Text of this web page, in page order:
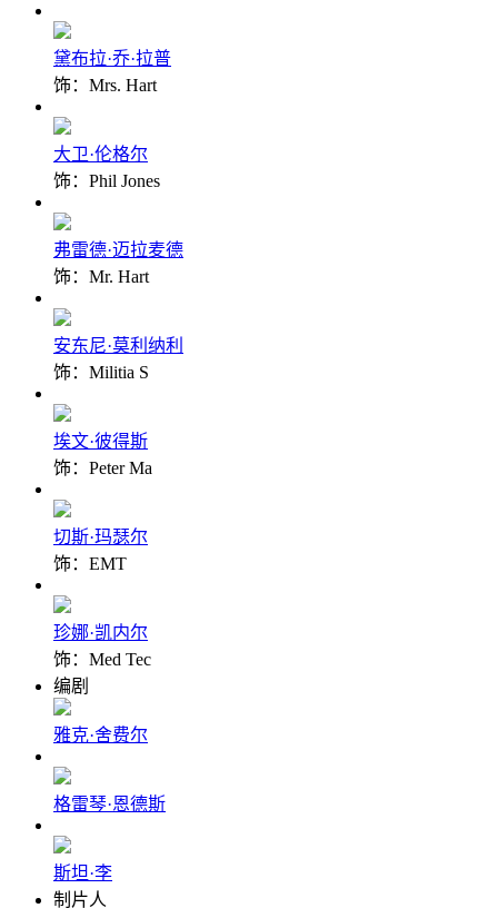
黛布拉·乔·拉普
饰：Mrs. Hart
大卫·伦格尔
饰：Phil Jones
弗雷德·迈拉麦德
饰：Mr. Hart
安东尼·莫利纳利
饰：Militia S
埃文·彼得斯
饰：Peter Ma
切斯·玛瑟尔
饰：EMT
珍娜·凯内尔
饰：Med Tec
编剧
雅克·舍费尔
格雷琴·恩德斯
斯坦·李
制片人